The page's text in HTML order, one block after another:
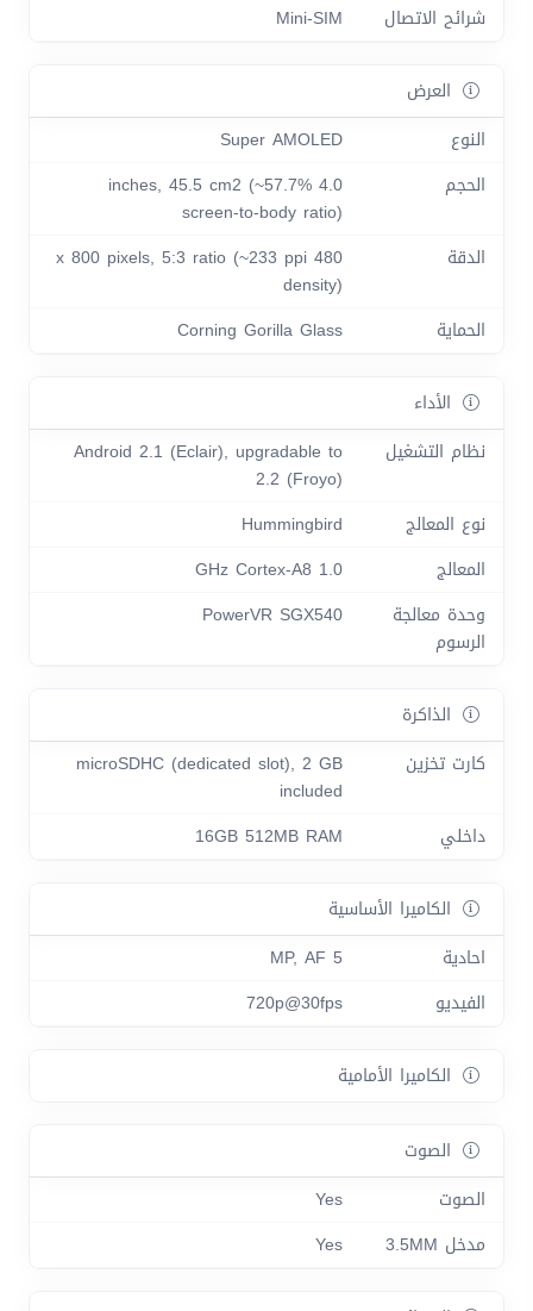
شرائح الاتصال
Mini-SIM
العرض
النوع
Super AMOLED
الحجم
4.0 inches, 45.5 cm2 (~57.7%
screen-to-body ratio)
الدقة
480 x 800 pixels, 5:3 ratio (~233 ppi
density)
الحماية
Corning Gorilla Glass
الأداء
نظام التشغيل
Android 2.1 (Eclair), upgradable to
2.2 (Froyo)
نوع المعالج
Hummingbird
المعالج
1.0 GHz Cortex-A8
وحدة معالجة
الرسوم
PowerVR SGX540
الذاكرة
كارت تخزين
microSDHC (dedicated slot), 2 GB
included
داخلي
16GB 512MB RAM
الكاميرا الأساسية
احادية
5 MP, AF
الفيديو
720p@30fps
الكاميرا الأمامية
الصوت
الصوت
Yes
مدخل 3.5MM
Yes